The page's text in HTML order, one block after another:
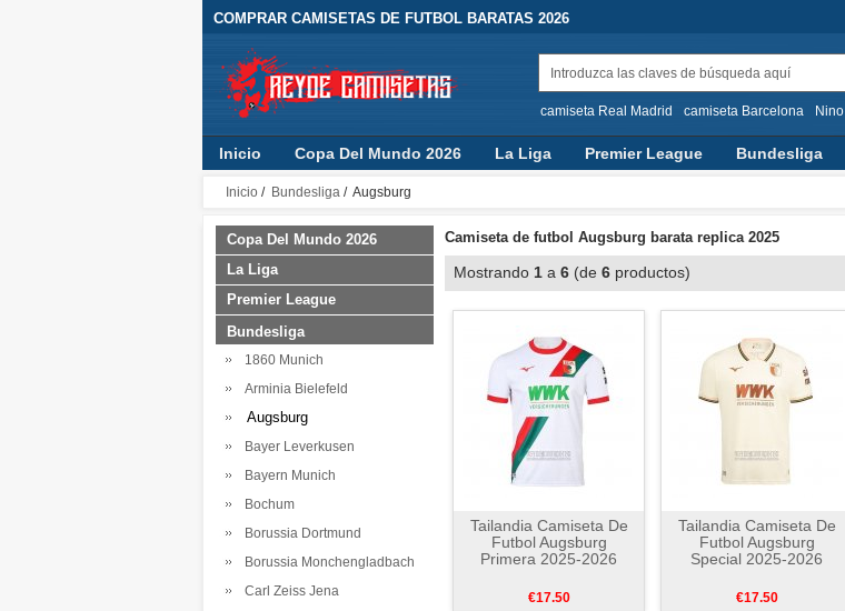
COMPRAR CAMISETAS DE FUTBOL BARATAS 2026
camiseta Real Madrid camiseta Barcelona Nino
Inicio Copa Del Mundo 2026 La Liga Premier League Bundesliga
Inicio / Bundesliga / Augsburg
Copa Del Mundo 2026
La Liga
Premier League
Bundesliga
1860 Munich
Arminia Bielefeld
Augsburg
Bayer Leverkusen
Bayern Munich
Bochum
Borussia Dortmund
Borussia Monchengladbach
Carl Zeiss Jena
Camiseta de futbol Augsburg barata replica 2025
Mostrando 1 a 6 (de 6 productos)
Tailandia Camiseta De
Futbol Augsburg
Primera 2025-2026
€17.50
Tailandia Camiseta De
Futbol Augsburg
Special 2025-2026
€17.50